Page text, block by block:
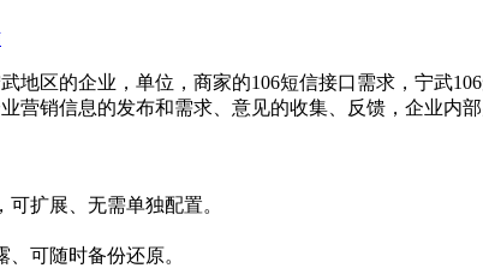
地区的企业，单位，商家的106短信接口需求，宁武
营销信息的发布和需求、意见的收集、反馈，企业内部
扩展、无需单独配置。
可随时备份还原。